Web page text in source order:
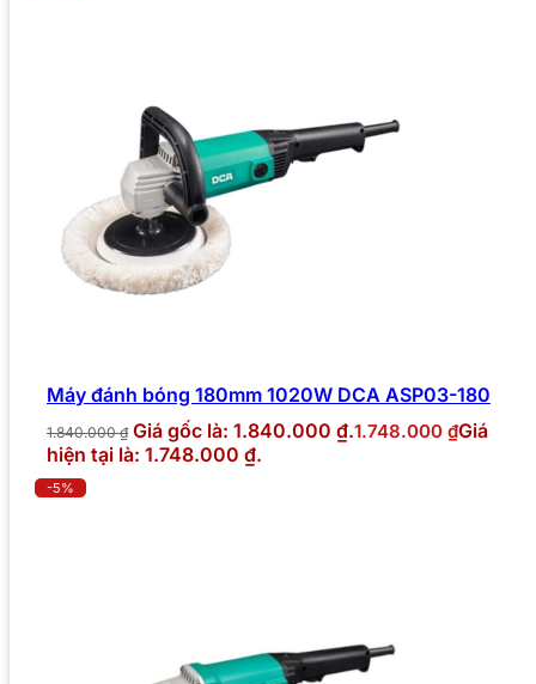
Máy đánh bóng 180mm 1020W DCA ASP03-180
1.840.000₫ Giá gốc là: 1.840.000 ₫.1.748.000 ₫Giá
hiện tại là: 1.748.000 ₫.
-5%